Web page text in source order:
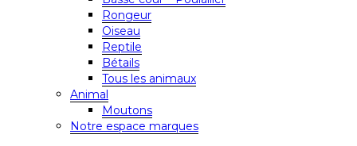
Rongeur
Oiseau
Reptile
Bétails
Tous les animaux
Animal
Moutons
Notre espace marques